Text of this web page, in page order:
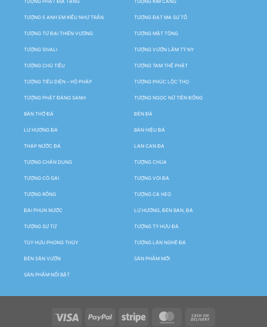
TƯỢNG 5 ANH EM KIỀU NHƯ TRẦN TƯỢNG ĐẠT MA SƯ TỔ
TƯỢNG TỨ ĐẠI THIÊN VƯƠNG TƯỢNG MẬT TÔNG
TƯỢNG SIVALI TƯỢNG VƯỜN LÂM TỲ NY
TƯỢNG CHÚ TIỂU TƯỢNG TAM THẾ PHẬT
TƯỢNG TIÊU DIỆN – HỘ PHÁP TƯỢNG PHÚC LỘC THỌ
TƯỢNG PHẬT ĐẢNG SANH TƯỢNG NGỌC NỮ TIÊN ĐỒNG
BÀN THỜ ĐÁ ĐÈN ĐÁ
LƯ HƯƠNG ĐÁ BẢN HIỆU ĐÁ
THÁP NƯỚC ĐÁ LAN CAN ĐÁ
TƯỢNG CHÂN DUNG TƯỢNG CHÚA
TƯỢNG CÔ GÁI TƯỢNG VOI ĐÁ
TƯỢNG RỒNG TƯỢNG CÁ HEO
ĐÀI PHUN NƯỚC LƯ HƯƠNG, ĐÈN BÀN, ĐÁ
TƯỢNG SƯ TỬ TƯỢNG TỲ HƯU ĐÁ
TÙY HƯU PHONG THỦY TƯỢNG LÂN NGHÊ ĐÁ
ĐÈN SÂN VƯỜN SẢN PHẨM MỚI
SẢN PHẨM NỔI BẬT